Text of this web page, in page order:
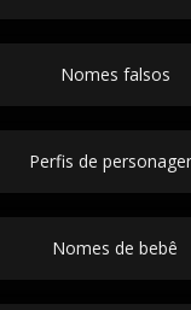
Nomes falsos
Perfis de
Nomes de bebê